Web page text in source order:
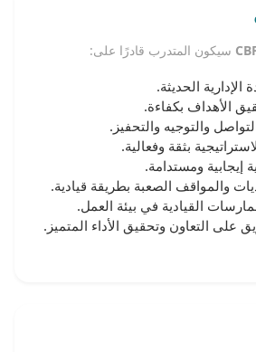
سيكون المتدرب قادرًا على:
الحديثة.
الأهداف بكفاءة.
والتوجيه والتحفيز.
بثقة وفعالية.
إيجابية ومستدامة.
والمواقف الصعبة بطريقة قيادية.
القيادية في بيئة العمل.
على التعاون وتحقيق الأداء المتميز.